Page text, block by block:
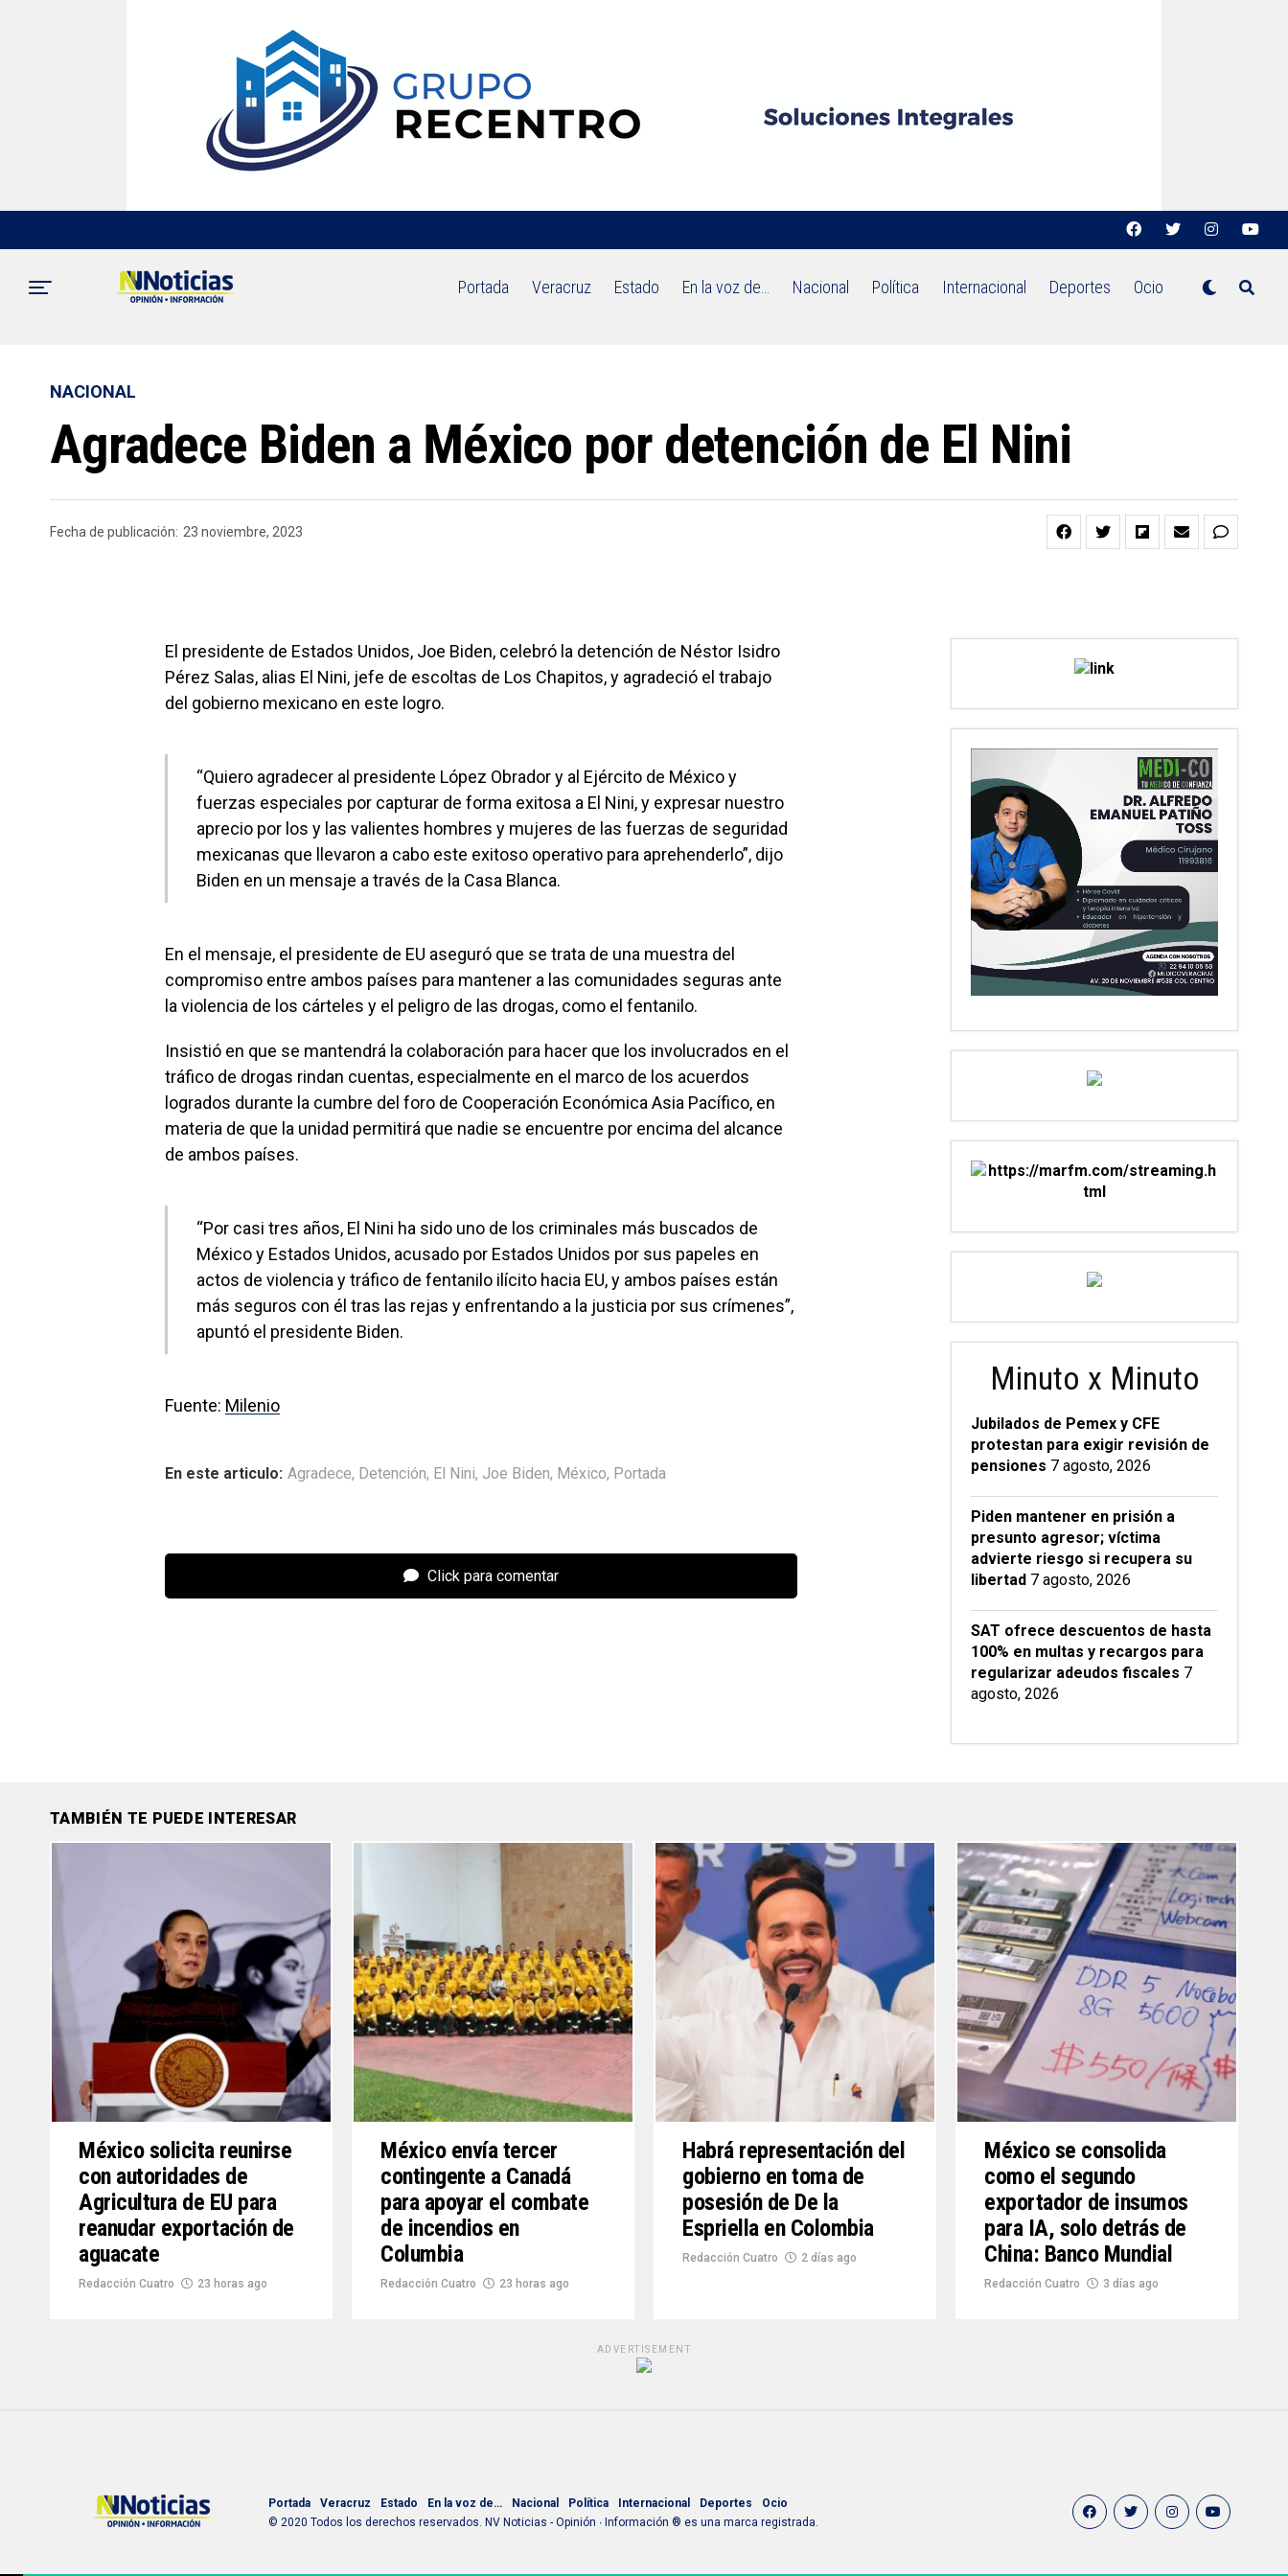
Portada Veracruz Estado En la voz de… Nacional Política Internacional Deportes Ocio
NACIONAL
Agradece Biden a México por detención de El Nini
Fecha de publicación: 23 noviembre, 2023
El presidente de Estados Unidos, Joe Biden, celebró la detención de Néstor Isidro
Pérez Salas, alias El Nini, jefe de escoltas de Los Chapitos, y agradeció el trabajo
del gobierno mexicano en este logro.
“Quiero agradecer al presidente López Obrador y al Ejército de México y
fuerzas especiales por capturar de forma exitosa a El Nini, y expresar nuestro
aprecio por los y las valientes hombres y mujeres de las fuerzas de seguridad
mexicanas que llevaron a cabo este exitoso operativo para aprehenderlo”, dijo
Biden en un mensaje a través de la Casa Blanca.
En el mensaje, el presidente de EU aseguró que se trata de una muestra del
compromiso entre ambos países para mantener a las comunidades seguras ante
la violencia de los cárteles y el peligro de las drogas, como el fentanilo.
Insistió en que se mantendrá la colaboración para hacer que los involucrados en el
tráfico de drogas rindan cuentas, especialmente en el marco de los acuerdos
logrados durante la cumbre del foro de Cooperación Económica Asia Pacífico, en
materia de que la unidad permitirá que nadie se encuentre por encima del alcance
de ambos países.
“Por casi tres años, El Nini ha sido uno de los criminales más buscados de
México y Estados Unidos, acusado por Estados Unidos por sus papeles en
actos de violencia y tráfico de fentanilo ilícito hacia EU, y ambos países están
más seguros con él tras las rejas y enfrentando a la justicia por sus crímenes”,
apuntó el presidente Biden.
Fuente: Milenio
En este articulo: Agradece, Detención, El Nini, Joe Biden, México, Portada
Click para comentar
Minuto x Minuto
Jubilados de Pemex y CFE
protestan para exigir revisión de
pensiones 7 agosto, 2026
Piden mantener en prisión a
presunto agresor; víctima
advierte riesgo si recupera su
libertad 7 agosto, 2026
SAT ofrece descuentos de hasta
100% en multas y recargos para
regularizar adeudos fiscales 7
agosto, 2026
TAMBIÉN TE PUEDE INTERESAR
México solicita reunirse
con autoridades de
Agricultura de EU para
reanudar exportación de
aguacate
Redacción Cuatro 23 horas ago
México envía tercer
contingente a Canadá
para apoyar el combate
de incendios en
Columbia
Redacción Cuatro 23 horas ago
Habrá representación del
gobierno en toma de
posesión de De la
Espriella en Colombia
Redacción Cuatro 2 días ago
México se consolida
como el segundo
exportador de insumos
para IA, solo detrás de
China: Banco Mundial
Redacción Cuatro 3 días ago
ADVERTISEMENT
Portada Veracruz Estado En la voz de… Nacional Política Internacional Deportes
Ocio
© 2020 Todos los derechos reservados. NV Noticias - Opinión ∙ Información ® es una marca registrada.